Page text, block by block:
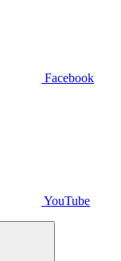
Facebook
YouTube